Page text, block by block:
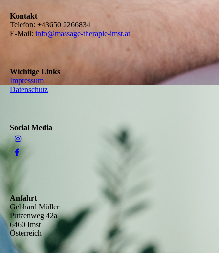
Kontakt
Telefon: +43650 2266834
E-Mail: info@massage-therapie-imst.at
Wichtige Links
Impressum
Datenschutz
Social Media
Anfahrt
Gebhard Müller
Putzenweg 42a
6460 Imst
Österreich